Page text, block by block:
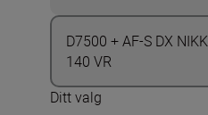
D7500 + AF-S DX
140 VR
Ditt valg